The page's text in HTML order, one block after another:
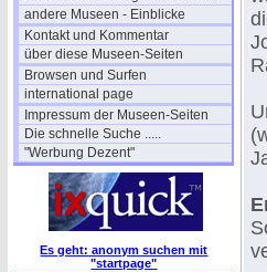
andere Museen - Einblicke
Kontakt und Kommentar
über diese Museen-Seiten
Browsen und Surfen
international page
Impressum der Museen-Seiten
Die schnelle Suche .....
"Werbung Dezent"
Es geht: anonym suchen mit
"startpage"